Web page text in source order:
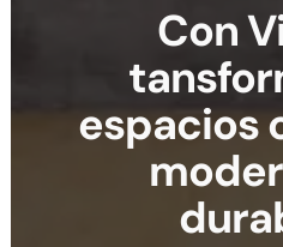
Con
espacios